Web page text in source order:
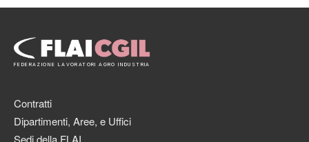
FEDERAZIONE LAVORATORI AGRO INDUSTRIA
Contratti
Dipartimenti, Aree, e Uffici
Sedi della FLAI